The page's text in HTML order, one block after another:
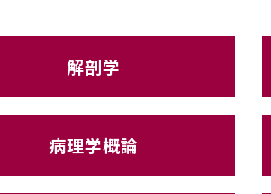
解剖学
病理学概論